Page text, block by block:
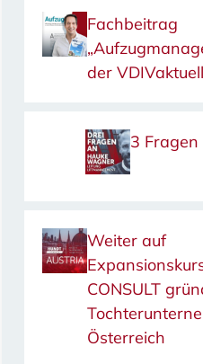
Fachbeitrag
der VDIVaktuell
3
Weiter auf
CONSULT
Österreich